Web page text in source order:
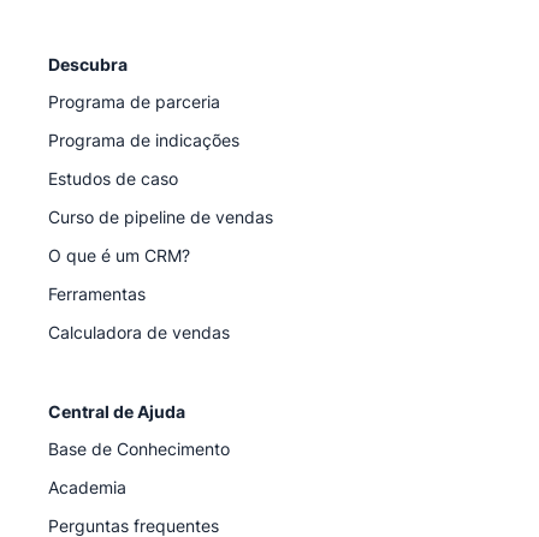
Descubra
Programa de parceria
Programa de indicações
Estudos de caso
Curso de pipeline de vendas
O que é um CRM?
Ferramentas
Calculadora de vendas
Central de Ajuda
Base de Conhecimento
Academia
Perguntas frequentes